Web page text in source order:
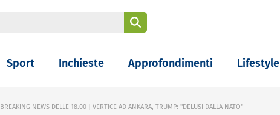
Sport Inchieste Approfondimenti Lifestyle
BREAKING NEWS DELLE 18.00 | VERTICE AD ANKARA, TRUMP: "DELUSI DALLA NATO"